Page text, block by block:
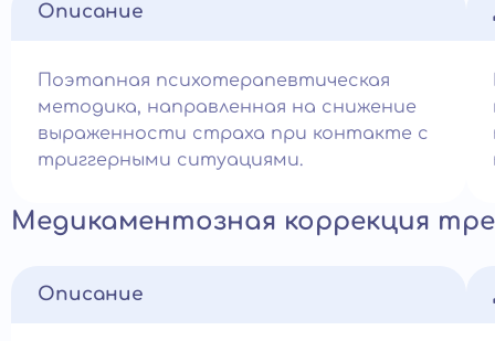
Описание
Поэтапная психотерапевтическая
методика, направленная на снижение
выраженности страха при контакте с
триггерными ситуациями.
Медикаментозная коррекция
Описание